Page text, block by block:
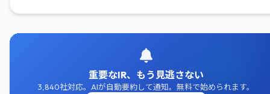
重要なIR、もう見逃さない
3,840社対応。AIが自動要約して通知。無料で始められます。